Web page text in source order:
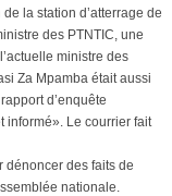
la station d’atterrage de
des PTNTIC, une
ministre des
Za Mpamba était aussi
d’enquête
informé». Le courrier fait
dénoncer des faits de
nationale.